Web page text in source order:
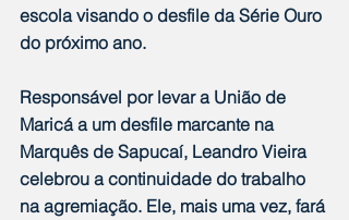
escola visando o desfile da Série Ouro
do próximo ano.
Responsável por levar a União de
Maricá a um desfile marcante na
Marquês de Sapucaí, Leandro Vieira
celebrou a continuidade do trabalho
na agremiação. Ele, mais uma vez, fará